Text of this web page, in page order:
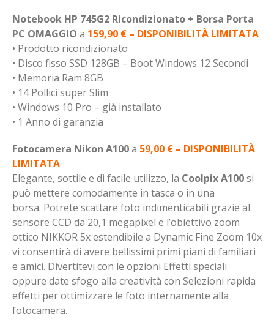
Notebook HP 745G2 Ricondizionato + Borsa Porta
PC OMAGGIO a 159,90 € – DISPONIBILITÀ LIMITATA
• Prodotto ricondizionato
• Disco fisso SSD 128GB – Boot Windows 12 Secondi
• Memoria Ram 8GB
• 14 Pollici super Slim
• Windows 10 Pro – già installato
• 1 Anno di garanzia
Fotocamera Nikon A100a 59,00 € – DISPONIBILITÀ
LIMITATA
Elegante, sottile e di facile utilizzo, la Coolpix A100si
può mettere comodamente in tasca o in una
borsa. Potrete scattare foto indimenticabili grazie al
sensore CCD da 20,1 megapixel e l’obiettivo zoom
ottico NIKKOR 5x estendibile a Dynamic Fine Zoom 10x
vi consentirà di avere bellissimi primi piani di familiari
e amici. Divertitevi con le opzioni Effetti speciali
oppure date sfogo alla creatività con Selezioni rapida
effetti per ottimizzare le foto internamente alla
fotocamera.